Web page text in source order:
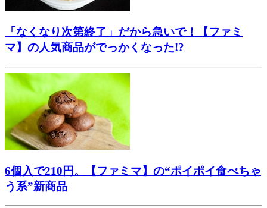
「なくなり次第終了」だから急いで！【ファミ
マ】の人気商品がでっかくなった!?
6個入で210円。【ファミマ】の“ポイポイ食べちゃ
う系”新商品